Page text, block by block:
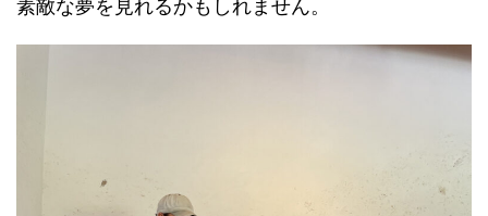
素敵な夢を見れるかもしれません。